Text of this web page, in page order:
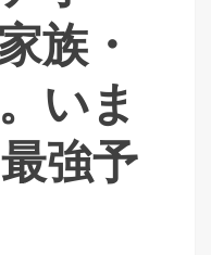
族・
いま
強予